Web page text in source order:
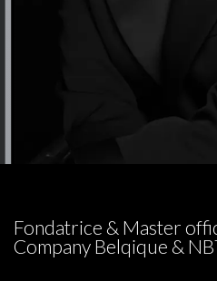
Fondatrice & Master
Company Belqique &